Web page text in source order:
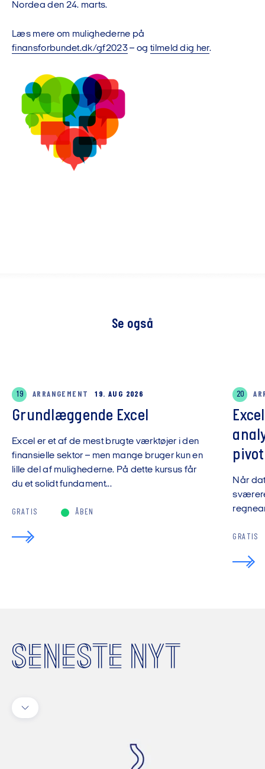
Nordea den 24. marts.
Læs mere om mulighederne på
finansforbundet.dk/gf2023– og tilmeld dig her.
Se også
19 ARRANGEMENT 19. AUG 2026
Grundlæggende Excel
Excel er et af de mest brugte værktøjer i den
finansielle sektor – men mange bruger kun en
lille del af mulighederne. På dette kursus får
du et solidt fundament...
GRATIS ÅBEN
20
Når
GRATIS
SENESTE NYT